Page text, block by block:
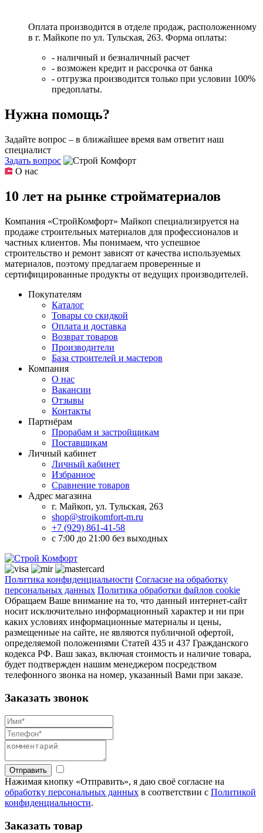
Оплата производится в отделе продаж, расположенному
в г. Майкопе по ул. Тульская, 263. Форма оплаты:
- наличный и безналичный расчет
- возможен кредит и рассрочка от банка
- отгрузка производится только при условии 100%
предоплаты.
Нужна помощь?
Задайте вопрос – в ближайшее время вам ответит наш
специалист
Задать вопрос
О нас
10 лет на рынке стройматериалов
Компания «СтройКомфорт» Майкоп специализируется на
продаже строительных материалов для профессионалов и
частных клиентов. Мы понимаем, что успешное
строительство и ремонт зависят от качества используемых
материалов, поэтому предлагаем проверенные и
сертифицированные продукты от ведущих производителей.
Покупателям
Каталог
Товары со скидкой
Оплата и доставка
Возврат товаров
Производители
База строителей и мастеров
Компания
О нас
Вакансии
Отзывы
Контакты
Партнёрам
Прорабам и застройщикам
Поставщикам
Личный кабинет
Личный кабинет
Избранное
Сравнение товаров
Адрес магазина
г. Майкоп, ул. Тульская, 263
shop@stroikomfort-m.ru
+7 (929) 861-41-58
с 7:00 до 21:00 без выходных
Политика конфиденциальности Согласие на обработку
персональных данных Политика обработки файлов cookie
Обращаем Ваше внимание на то, что данный интернет-сайт
носит исключительно информационный характер и ни при
каких условиях информационные материалы и цены,
размещенные на сайте, не являются публичной офертой,
определяемой положениями Статей 435 и 437 Гражданского
кодекса РФ. Ваш заказ, включая стоимость и наличие товара,
будет подтвержден нашим менеджером посредством
телефонного звонка на номер, указанный Вами при заказе.
Заказать звонок
Отправить
Нажимая кнопку «Отправить», я даю своё согласие на
обработку персональных данных в соответствии с Политикой
конфиденциальности.
Заказать товар